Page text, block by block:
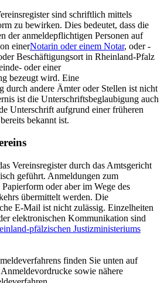
sind schriftlich mittels
zu bewirken. Dies bedeutet, dass die
der anmeldepflichtigen Personen auf
einerNotarin oder einem Notar, oder -
Beschäftigungsort in Rheinland-Pfalz
oder einer
bezeugt wird. Eine
durch andere Ämter oder Stellen ist nicht
ist die Unterschriftsbeglaubigung auch
Unterschrift aufgrund einer früheren
bekannt ist.
Vereinsregister durch das Amtsgericht
geführt. Anmeldungen zum
oder aber im Wege des
übermittelt werden. Die
E-Mail ist nicht zulässig. Einzelheiten
elektronischen Kommunikation sind
pfälzischen Justizministeriums
finden Sie unten auf
sowie nähere